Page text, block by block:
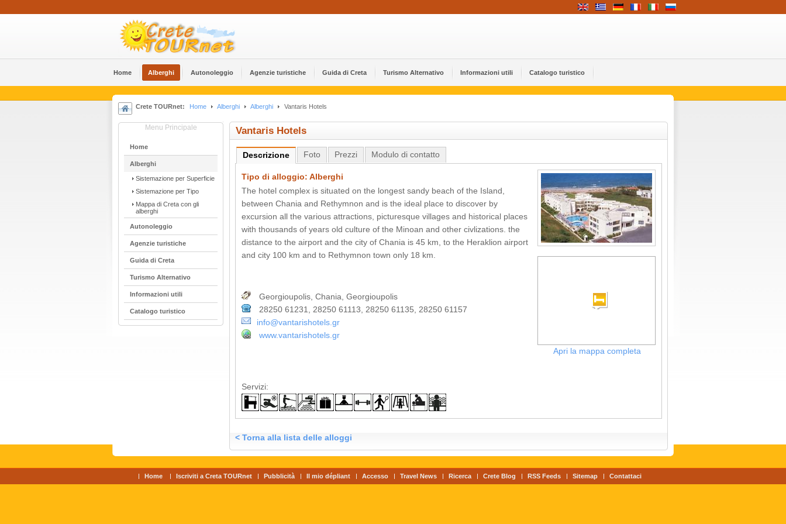
Home Alberghi Αutonoleggio Agenzie turistiche Guida di Creta Turismo Alternativo Informazioni utili Catalogo turistico
Crete TOURnet: Home Alberghi Alberghi Vantaris Hotels
Menu Principale
Home
Alberghi
Sistemazione per Superficie
Sistemazione per Tipo
Mappa di Creta con gli
alberghi
Αutonoleggio
Agenzie turistiche
Guida di Creta
Turismo Alternativo
Informazioni utili
Catalogo turistico
Vantaris Hotels
Descrizione Foto Prezzi Modulo di contatto
Apri la mappa completa
Tipo di alloggio: Alberghi
The hotel complex is situated on the longest sandy beach of the Island,
between Chania and Rethymnon and is the ideal place to discover by
excursion all the various attractions, picturesque villages and historical places
with thousands of years old culture of the Minoan and other civlizations. the
distance to the airport and the city of Chania is 45 km, to the Heraklion airport
and city 100 km and to Rethymnon town only 18 km.
Georgioupolis, Chania, Georgioupolis
28250 61231, 28250 61113, 28250 61135, 28250 61157
info@vantarishotels.gr
www.vantarishotels.gr
Servizi:
< Torna alla lista delle alloggi
Home Iscriviti a Creta TOURnet Pubblicità Il mio dépliant Accesso Travel News Ricerca Crete Blog RSS Feeds Sitemap Contattaci